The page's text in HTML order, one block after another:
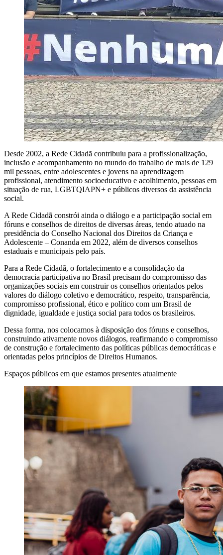
Desde 2002, a Rede Cidadã contribuiu para a profissionalização,
inclusão e acompanhamento no mundo do trabalho de mais de 129
mil pessoas, entre adolescentes e jovens na aprendizagem
profissional, atendimento socioeducativo e acolhimento, pessoas em
situação de rua, LGBTQIAPN+ e públicos diversos da assistência
social.
A Rede Cidadã constrói ainda o diálogo e a participação social em
fóruns e conselhos de direitos de diversas áreas, tendo atuado na
presidência do Conselho Nacional dos Direitos da Criança e
Adolescente – Conanda em 2022, além de diversos conselhos
estaduais e municipais pelo país.
Para a Rede Cidadã, o fortalecimento e a consolidação da
democracia participativa no Brasil precisam do compromisso das
organizações sociais em construir os conselhos orientados pelos
valores do diálogo coletivo e democrático, respeito, transparência,
compromisso profissional, ético e político com um Brasil de
dignidade, igualdade e justiça social para todos os brasileiros.
Dessa forma, nos colocamos à disposição dos fóruns e conselhos,
construindo ativamente novos diálogos, reafirmando o compromisso
de construção e fortalecimento das políticas públicas democráticas e
orientadas pelos princípios de Direitos Humanos.
Espaços públicos em que estamos presentes atualmente